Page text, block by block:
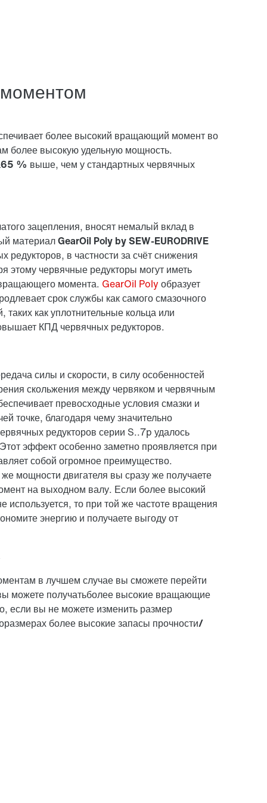
более высокий вращающий момент во
более высокую удельную мощность.
65 % выше, чем у стандартных червячных
зацепления, вносят немалый вклад в
материалGearOil Poly by SEW-EURODRIVE
редукторов, в частности за счёт снижения
этому червячные редукторы могут иметь
момента. GearOil Poly образует
срок службы как самого смазочного
как уплотнительные кольца или
КПД червячных редукторов.
силы и скорости, в силу особенностей
скольжения между червяком и червячным
превосходные условия смазки и
точке, благодаря чемузначительно
редукторов серии S..7p удалось
эффект особенно заметно проявляется при
собой огромное преимущество.
мощности двигателя вы сразу же получаете
на выходном валу. Если более высокий
то при той же частоте вращения
энергию и получаете выгоду от
в лучшем случае вы сможете перейти
можете получатьболее высокие вращающие
если вы не можете изменить размер
более высокие запасы прочности/